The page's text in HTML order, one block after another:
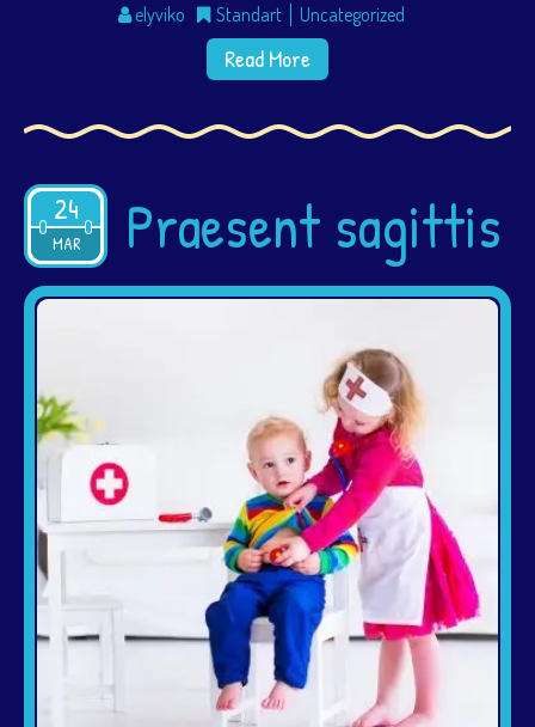
elyviko Standart Uncategorized
Read More
24
MAR
2015 Praesent sagittis